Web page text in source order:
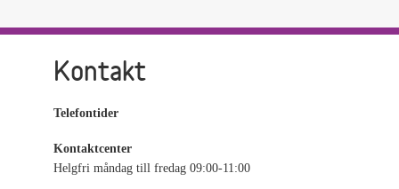
Kontakt
Telefontider
Kontaktcenter
Helgfri måndag till fredag 09:00-11:00